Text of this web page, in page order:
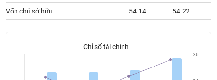
Vốn chủ sở hữu 54.14 54.22
Chỉ số tài chính
36
Truyền
thông
chính